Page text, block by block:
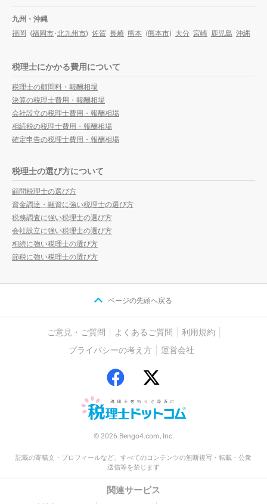
九州・沖縄
福岡 (福岡市・北九州市) 佐賀 長崎 熊本 (熊本市) 大分 宮崎 鹿児島 沖縄
税理士にかかる費用について
税理士の顧問料・報酬相場
決算の税理士費用・報酬相場
会社設立の税理士費用・報酬相場
相続税の税理士費用・報酬相場
確定申告の税理士費用・報酬相場
税理士の選び方について
顧問税理士の選び方
資金調達・融資に強い税理士の選び方
税務調査に強い税理士の選び方
会社設立に強い税理士の選び方
相続に強い税理士の選び方
節税に強い税理士の選び方
ページの先頭へ戻る
ご意見・ご質問 よくあるご質問
利用規約
プライバシーの考え方
運営会社
© 2026 Bengo4.com, Inc.
記載の寄稿文・プロフィールなど、すべてのコンテンツの無断複写・転載・公衆
送信等を禁じます
関連サービス